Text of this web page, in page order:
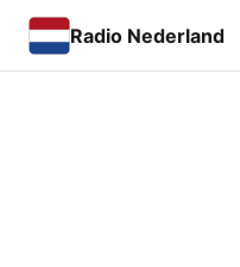
Radio Nederland